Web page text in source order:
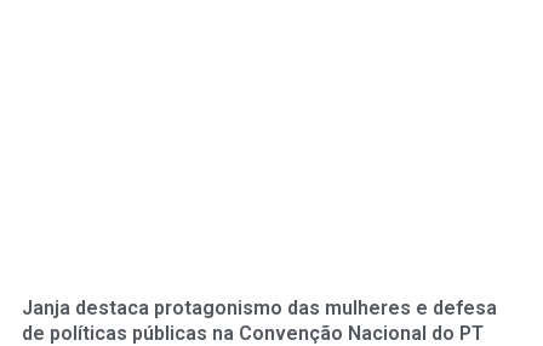
Janja destaca protagonismo das mulheres e defesa
de políticas públicas na Convenção Nacional do PT